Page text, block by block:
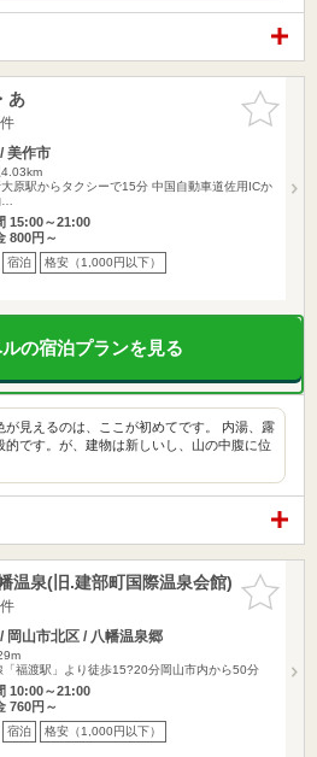
お気に入
りに追加
あ
美作市
原駅からタクシーで15分 中国自動車道佐用ICか
15:00～21:00
800円～
宿泊 格安（1,000円以下）
の宿泊プランを見る
が見えるのは、ここが初めてです。 内湯、露
的です。が、建物は新しいし、山の中腹に位
お気に入
りに追加
泉(旧.建部町国際温泉会館)
岡山市北区 / 八幡温泉郷
「福渡駅」より徒歩15?20分岡山市内から50分
10:00～21:00
760円～
宿泊 格安（1,000円以下）